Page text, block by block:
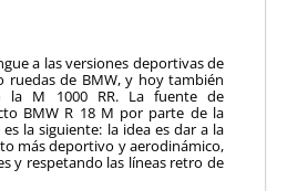
a las versiones deportivas de
ruedas de BMW, y hoy también
la M 1000 RR. La fuente de
BMW R 18 M por parte de la
la siguiente: la idea es dar a la
más deportivo y aerodinámico,
y respetando las líneas retro de